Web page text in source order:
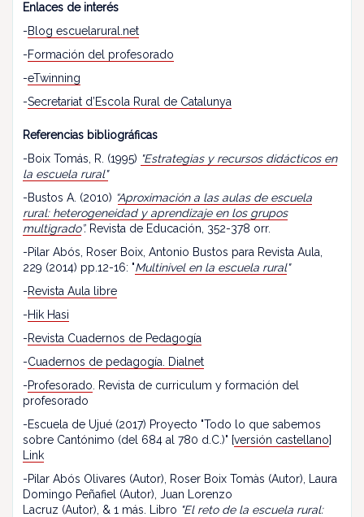
Enlaces de interés
-Blog escuelarural.net
-Formación del profesorado
-eTwinning
-Secretariat d’Escola Rural de Catalunya
Referencias bibliográficas
-Boix Tomás, R. (1995) "Estrategias y recursos didácticos en
la escuela rural"
-Bustos A. (2010) “Aproximación a las aulas de escuela
rural: heterogeneidad y aprendizaje en los grupos
multigrado”. Revista de Educación, 352-378 orr.
-Pilar Abós, Roser Boix, Antonio Bustos para Revista Aula,
229 (2014) pp.12-16: "Multinivel en la escuela rural"
-Revista Aula libre
-Hik Hasi
-Revista Cuadernos de Pedagogía
-Cuadernos de pedagogía. Dialnet
-Profesorado . Revista de curriculum y formación del
profesorado
-Escuela de Ujué (2017) Proyecto "Todo lo que sabemos
sobre Cantónimo (del 684 al 780 d.C.)" [versión castellano]
Link
-Pilar Abós Olivares (Autor), Roser Boix Tomàs (Autor), Laura
Domingo Peñafiel (Autor), Juan Lorenzo
Lacruz (Autor), & 1 más. Libro "El reto de la escuela rural: